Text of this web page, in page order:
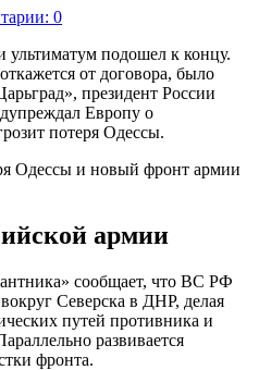
0
подошел к концу.
от договора, было
президент России
Европу о
потеря Одессы.
армии
сообщает, что ВС РФ
Северска в ДНР, делая
путей противника и
развивается
фронта.